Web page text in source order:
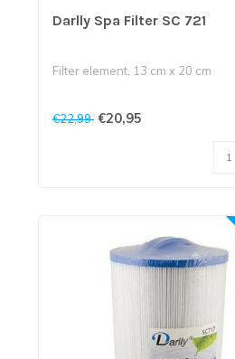
Darlly Spa Filter SC 721
Filter element, 13 cm x 20 cm
Bovenkant en onderkant is 12 cm
€22,99 €20,95